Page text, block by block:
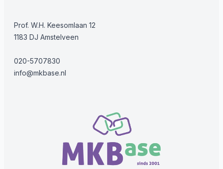
Prof. W.H. Keesomlaan 12
1183 DJ Amstelveen
020-5707830
info@mkbase.nl